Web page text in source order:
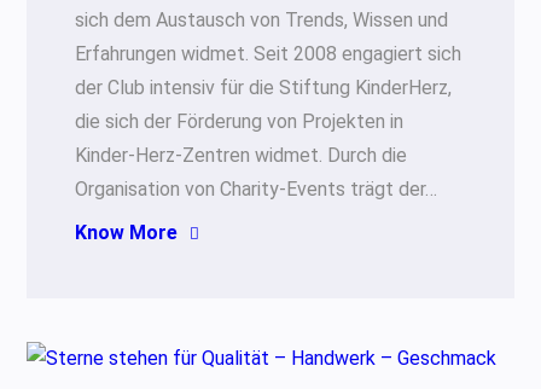
sich dem Austausch von Trends, Wissen und
Erfahrungen widmet. Seit 2008 engagiert sich
der Club intensiv für die Stiftung KinderHerz,
die sich der Förderung von Projekten in
Kinder-Herz-Zentren widmet. Durch die
Organisation von Charity-Events trägt der…
Know More